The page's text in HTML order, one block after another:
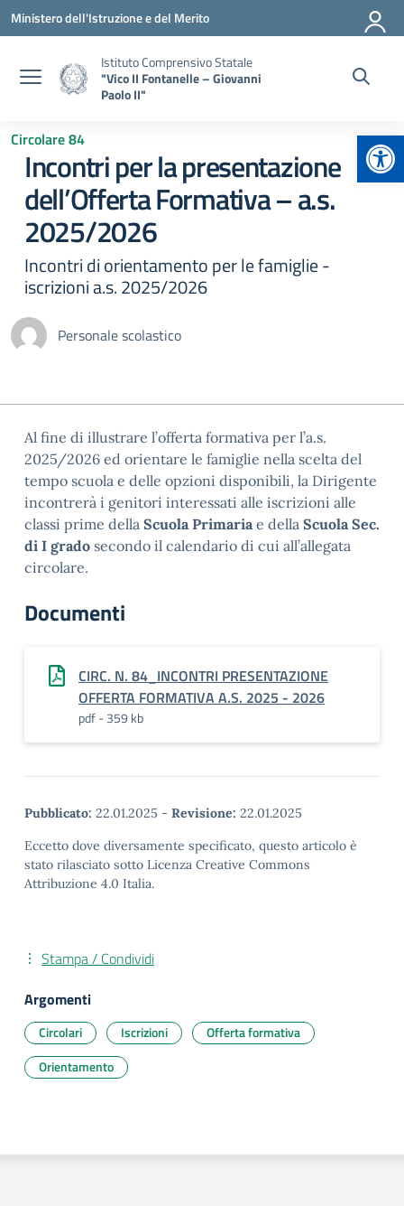
Vai ai contenuti
Vai al menu di navigazione
Vai al footer
Ministero dell'Istruzione e del Merito
Istituto Comprensivo Statale
"Vico II Fontanelle – Giovanni
Paolo II"
Circolare 84
Incontri per la presentazione
dell’Offerta Formativa – a.s.
2025/2026
Incontri di orientamento per le famiglie -
iscrizioni a.s. 2025/2026
Personale scolastico
Al fine di illustrare l’offerta formativa per l’a.s.
2025/2026 ed orientare le famiglie nella scelta del
tempo scuola e delle opzioni disponibili, la Dirigente
incontrerà i genitori interessati alle iscrizioni alle
classi prime della Scuola Primariae della Scuola Sec.
di I grado secondo il calendario di cui all’allegata
circolare.
Documenti
CIRC. N. 84_INCONTRI PRESENTAZIONE
OFFERTA FORMATIVA A.S. 2025 - 2026
pdf - 359 kb
Pubblicato: 22.01.2025 - Revisione: 22.01.2025
Eccetto dove diversamente specificato, questo articolo è
stato rilasciato sotto Licenza Creative Commons
Attribuzione 4.0 Italia.
Stampa / Condividi
Argomenti
Circolari Iscrizioni
Offerta formativa
Orientamento